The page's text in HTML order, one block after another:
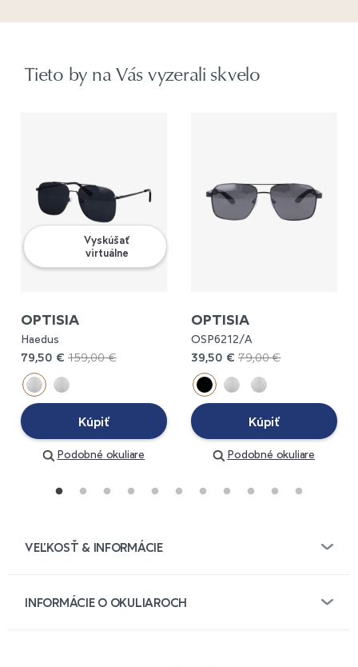
Tieto by na Vás vyzerali skvelo
Vyskúšať
virtuálne
OPTISIA
Haedus
79,50 € 159,00 €
Kúpiť
Podobné okuliare
OPTISIA
OSP6212/A
39,50 € 79,00 €
Kúpiť
Podobné okuliare
VEĽKOSŤ & INFORMÁCIE
INFORMÁCIE O OKULIAROCH